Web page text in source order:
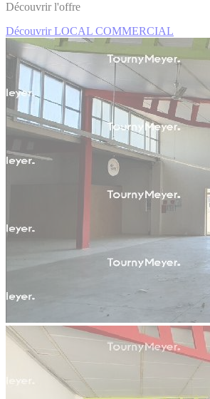
Découvrir l'offre
Découvrir LOCAL COMMERCIAL